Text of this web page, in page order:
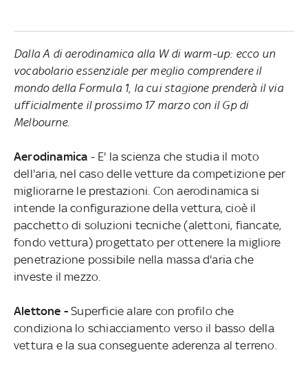
Dalla A di aerodinamica alla W di warm-up: ecco un
vocabolario essenziale per meglio comprendere il
mondo della Formula 1, la cui stagione prenderà il via
ufficialmente il prossimo 17 marzo con il Gp di
Melbourne.
Aerodinamica - E' la scienza che studia il moto
dell'aria, nel caso delle vetture da competizione per
migliorarne le prestazioni. Con aerodinamica si
intende la configurazione della vettura, cioè il
pacchetto di soluzioni tecniche (alettoni, fiancate,
fondo vettura) progettato per ottenere la migliore
penetrazione possibile nella massa d'aria che
investe il mezzo.
Alettone -Superficie alare con profilo che
condiziona lo schiacciamento verso il basso della
vettura e la sua conseguente aderenza al terreno.